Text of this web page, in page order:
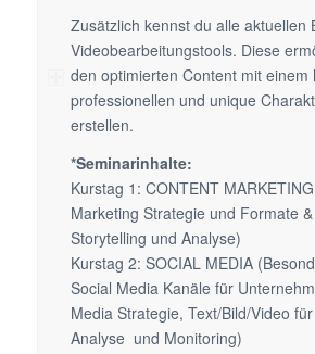
Zusätzlich kennst du alle aktuellen
Videobearbeitungstools. Diese
den optimierten Content mit einem
professionellen und unique
erstellen.
*Seminarinhalte:
Kurstag 1: CONTENT
Marketing Strategie und Formate
Storytelling und Analyse)
Kurstag 2: SOCIAL MEDIA
Social Media Kanäle für
Media Strategie, Text/Bild/Video
Analyse und Monitoring)